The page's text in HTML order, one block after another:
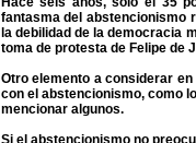
fantasma del abstencionismo
la debilidad de la democracia
toma de protesta de Felipe de
Otro elemento a considerar
con el abstencionismo, como
mencionar algunos.
Si el abstencionismo no